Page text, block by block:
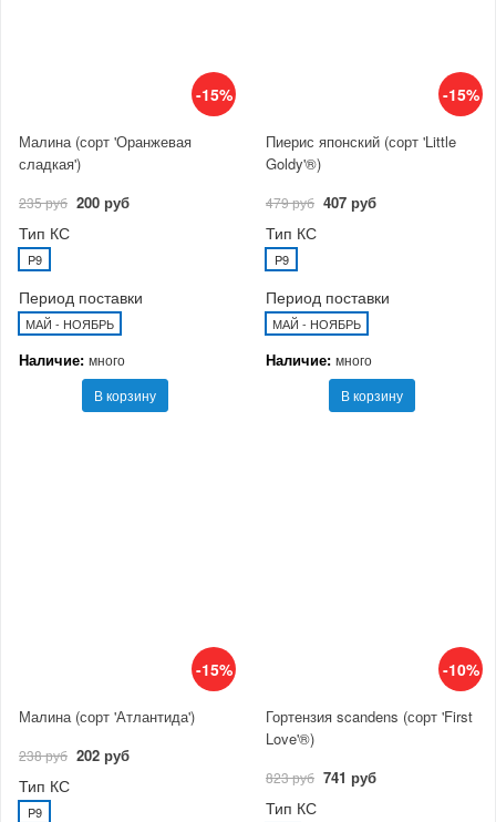
-15%
Малина (сорт 'Оранжевая
сладкая')
235 руб 200 руб
Тип КС
P9
Период поставки
МАЙ - НОЯБРЬ
Наличие: много
В корзину
-15%
Пиерис японский (сорт 'Little
Goldy'®)
479 руб 407 руб
Тип КС
P9
Период поставки
МАЙ - НОЯБРЬ
Наличие: много
В корзину
-15%
Малина (сорт 'Атлантида')
238 руб 202 руб
Тип КС
P9
-10%
Гортензия scandens (сорт 'First
Love'®)
823 руб 741 руб
Тип КС